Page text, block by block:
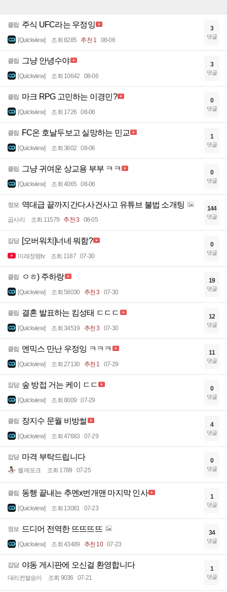
클립 주식 UFC라는 우정잉
[Quickview] 조회 8285 추천 1 08-06
3
댓글
클립 그냥 안녕수야
[Quickview] 조회 10642 08-06
3
댓글
클립 마크 RPG 고민하는 이경민?
[Quickview] 조회 1726 08-06
0
댓글
클립 FC온 호날두보고 실망하는 민교
[Quickview] 조회 3602 08-06
1
댓글
클립 그냥 귀여운 상교용 부부 ㅋㅋ
[Quickview] 조회 4065 08-06
0
댓글
정보 역대급 끝까지간다.사건사고 유튜브 불법 소개팅
곱사리 조회 11579 추천 3 08-05
144
댓글
잡담 [오버워치]너네 뭐함?
미래정령tv 조회 1187 07-30
0
댓글
클립 ㅇㅎ) 주하랑
[Quickview] 조회 58030 추천 3 07-30
19
댓글
클립 결혼 발표하는 킴성태 ㄷㄷㄷ
[Quickview] 조회 34519 추천 3 07-30
12
댓글
클립 엔믹스 만난 우정잉 ㅋㅋㅋ
[Quickview] 조회 27130 추천 1 07-29
11
댓글
잡담 숲 방접 거는 케이 ㄷㄷ
[Quickview] 조회 8009 07-29
0
댓글
클립 장지수 문월 비방썰
[Quickview] 조회 47683 07-29
4
댓글
잡담 마격 부탁드립니다
벨에포크 조회 1789 07-25
0
댓글
클립 동행 끝내는 추멘x번개맨 마지막 인사
[Quickview] 조회 13081 07-23
1
댓글
정보 드디어 전역한 뜨뜨뜨뜨
[Quickview] 조회 43489 추천 10 07-23
34
댓글
잡담 야동 게시판에 오신걸 환영합니다
대리컨쌀숭이 조회 9036 07-21
1
댓글